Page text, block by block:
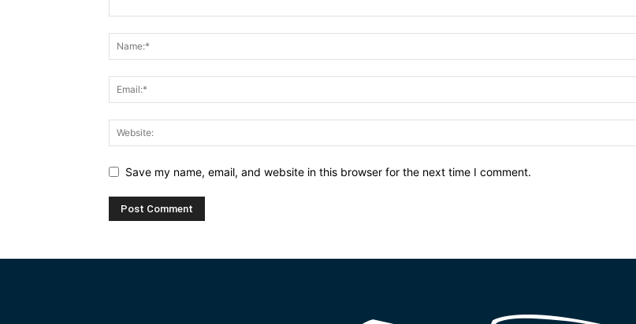
Save my name, email, and website in this browser for the next time I comment.